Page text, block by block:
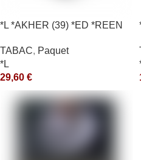
*L *AKHER (39) *ED *REEN
TABAC, Paquet
*L
29,60 €